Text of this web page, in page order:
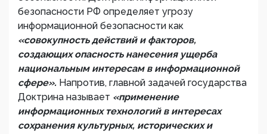
безопасности РФ определяет угрозу
информационной безопасности как
«совокупность действий и факторов,
создающих опасность нанесения ущерба
национальным интересам в информационной
сфере». Напротив, главной задачей государства
Доктрина называет «применение
информационных технологий в интересах
сохранения культурных, исторических и